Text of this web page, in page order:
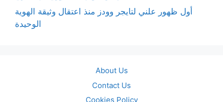
أول ظهور علني لتايجر وودز منذ اعتقال وثيقة الهوية
الوحيدة
About Us
Contact Us
Cookies Policy